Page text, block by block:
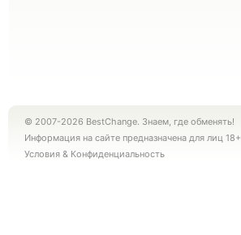
© 2007-2026 BestChange. Знаем, где обменять!
Информация на сайте предназначена для лиц 18+
Условия & Конфиденциальность